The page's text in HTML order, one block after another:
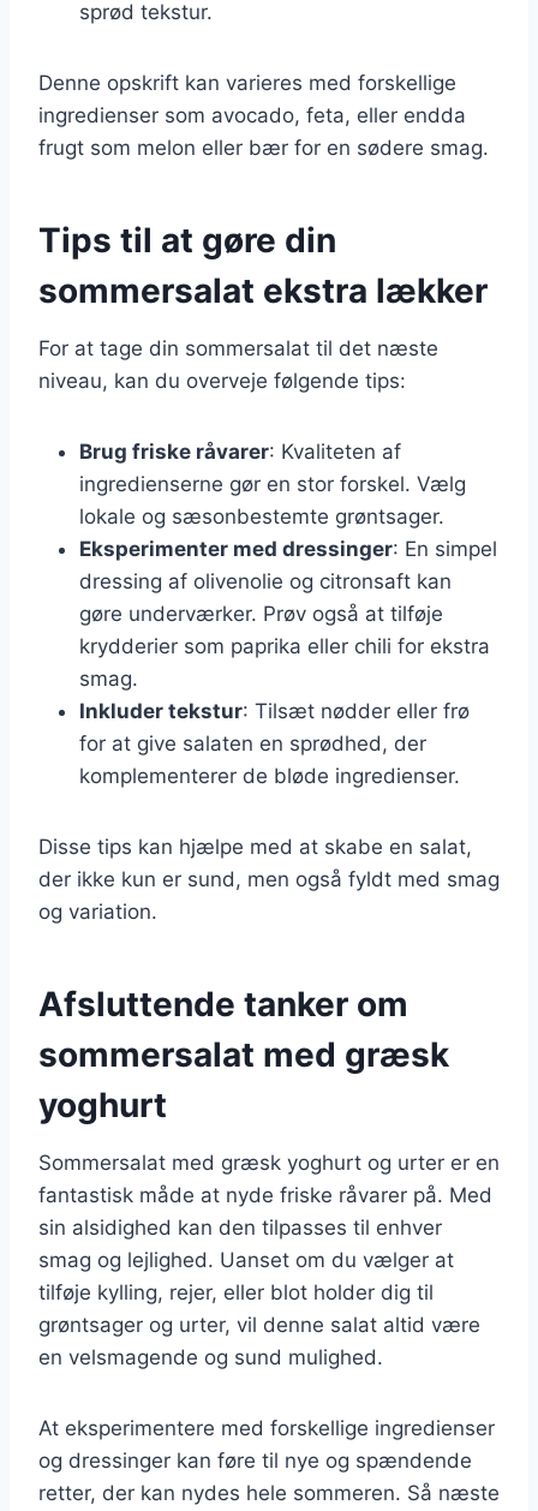
sprød tekstur.
Denne opskrift kan varieres med forskellige
ingredienser som avocado, feta, eller endda
frugt som melon eller bær for en sødere smag.
Tips til at gøre din
sommersalat ekstra lækker
For at tage din sommersalat til det næste
niveau, kan du overveje følgende tips:
Brug friske råvarer: Kvaliteten af
ingredienserne gør en stor forskel. Vælg
lokale og sæsonbestemte grøntsager.
Eksperimenter med dressinger: En simpel
dressing af olivenolie og citronsaft kan
gøre underværker. Prøv også at tilføje
krydderier som paprika eller chili for ekstra
smag.
Inkluder tekstur: Tilsæt nødder eller frø
for at give salaten en sprødhed, der
komplementerer de bløde ingredienser.
Disse tips kan hjælpe med at skabe en salat,
der ikke kun er sund, men også fyldt med smag
og variation.
Afsluttende tanker om
sommersalat med græsk
yoghurt
Sommersalat med græsk yoghurt og urter er en
fantastisk måde at nyde friske råvarer på. Med
sin alsidighed kan den tilpasses til enhver
smag og lejlighed. Uanset om du vælger at
tilføje kylling, rejer, eller blot holder dig til
grøntsager og urter, vil denne salat altid være
en velsmagende og sund mulighed.
At eksperimentere med forskellige ingredienser
og dressinger kan føre til nye og spændende
retter, der kan nydes hele sommeren. Så næste